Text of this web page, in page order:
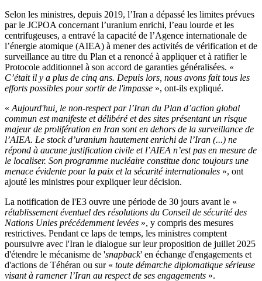
Selon les ministres, depuis 2019, l’Iran a dépassé les limites prévues
par le JCPOA concernant l’uranium enrichi, l’eau lourde et les
centrifugeuses, a entravé la capacité de l’Agence internationale de
l’énergie atomique (AIEA) à mener des activités de vérification et de
surveillance au titre du Plan et a renoncé à appliquer et à ratifier le
Protocole additionnel à son accord de garanties généralisées. «
C’était il y a plus de cinq ans. Depuis lors, nous avons fait tous les
efforts possibles pour sortir de l'impasse », ont-ils expliqué.
« Aujourd'hui, le non-respect par l’Iran du Plan d’action global
commun est manifeste et délibéré et des sites présentant un risque
majeur de prolifération en Iran sont en dehors de la surveillance de
l’AIEA. Le stock d’uranium hautement enrichi de l’Iran (...) ne
répond à aucune justification civile et l’AIEA n’est pas en mesure de
le localiser. Son programme nucléaire constitue donc toujours une
menace évidente pour la paix et la sécurité internationales », ont
ajouté les ministres pour expliquer leur décision.
La notification de l'E3 ouvre une période de 30 jours avant le «
rétablissement éventuel des résolutions du Conseil de sécurité des
Nations Unies précédemment levées », y compris des mesures
restrictives. Pendant ce laps de temps, les ministres comptent
poursuivre avec l'Iran le dialogue sur leur proposition de juillet 2025
d'étendre le mécanisme de 'snapback' en échange d'engagements et
d'actions de Téhéran ou sur « toute démarche diplomatique sérieuse
visant à ramener l’Iran au respect de ses engagements ».